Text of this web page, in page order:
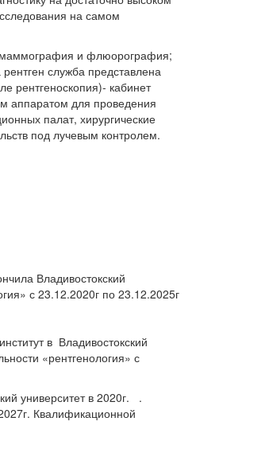
на самом
маммография и флюорография;
служба представлена
рентгеноскопия)- кабинет
аппаратом для проведения
палат, хирургические
под лучевым контролем.
Владивостокский
с 23.12.2020г по 23.12.2025г
в Владивостокский
«рентгенология» с
университет в 2020г. .
Квалификационной